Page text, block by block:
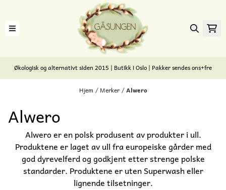
Økologisk og alternativt siden 2015 | Butikk i Oslo | Pakker sendes ons+fre
Hjem / Merker /Alwero
Alwero
Alwero er en polsk produsent av produkter i ull.
Produktene er laget av ull fra europeiske gårder med
god dyrevelferd og godkjent etter strenge polske
standarder. Produktene er uten Superwash eller
lignende tilsetninger.